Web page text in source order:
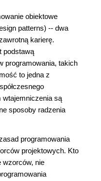
obiektowe
patterns) -- dwa
karierę.
podstawą
programowania, takich
to jedna z
wtajemniczenia są
sposoby radzenia
programowania
projektowych. Kto
wzorców, nie